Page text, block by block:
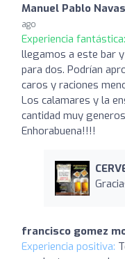
Manuel Pablo
ago
Experiencia fantástica:
llegamos a este bar
para dos. Podrían
caros y raciones
Los calamares y la
cantidad muy
Enhorabuena!!!!
francisco gomez
Experiencia positiva: